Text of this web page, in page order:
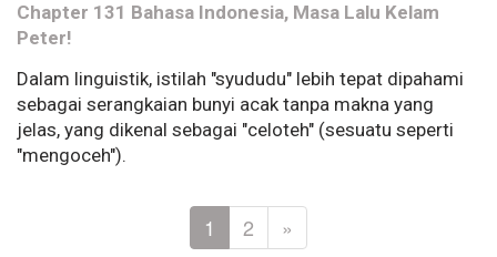
Chapter 131 Bahasa Indonesia, Masa Lalu Kelam
Peter!
Dalam linguistik, istilah "syududu" lebih tepat dipahami
sebagai serangkaian bunyi acak tanpa makna yang
jelas, yang dikenal sebagai "celoteh" (sesuatu seperti
"mengoceh").
1 2 »